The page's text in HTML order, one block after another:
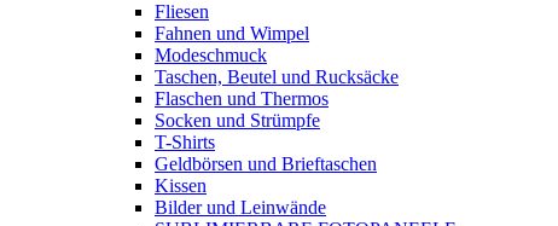
Fliesen
Fahnen und Wimpel
Modeschmuck
Taschen, Beutel und Rucksäcke
Flaschen und Thermos
Socken und Strümpfe
T-Shirts
Geldbörsen und Brieftaschen
Kissen
Bilder und Leinwände